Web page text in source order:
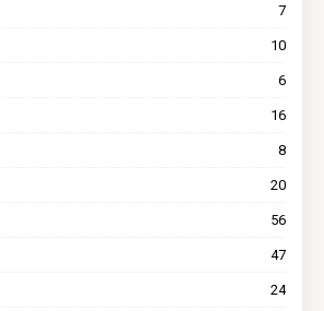
7
10
6
16
8
20
56
47
24